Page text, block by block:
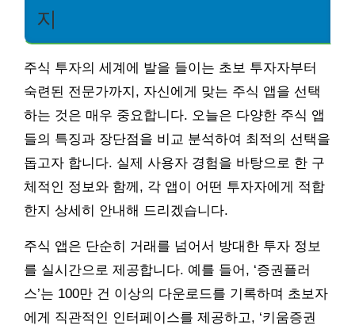
지
주식 투자의 세계에 발을 들이는 초보 투자자부터
숙련된 전문가까지, 자신에게 맞는 주식 앱을 선택
하는 것은 매우 중요합니다. 오늘은 다양한 주식 앱
들의 특징과 장단점을 비교 분석하여 최적의 선택을
돕고자 합니다. 실제 사용자 경험을 바탕으로 한 구
체적인 정보와 함께, 각 앱이 어떤 투자자에게 적합
한지 상세히 안내해 드리겠습니다.
주식 앱은 단순히 거래를 넘어서 방대한 투자 정보
를 실시간으로 제공합니다. 예를 들어, ‘증권플러
스’는 100만 건 이상의 다운로드를 기록하며 초보자
에게 직관적인 인터페이스를 제공하고, ‘키움증권